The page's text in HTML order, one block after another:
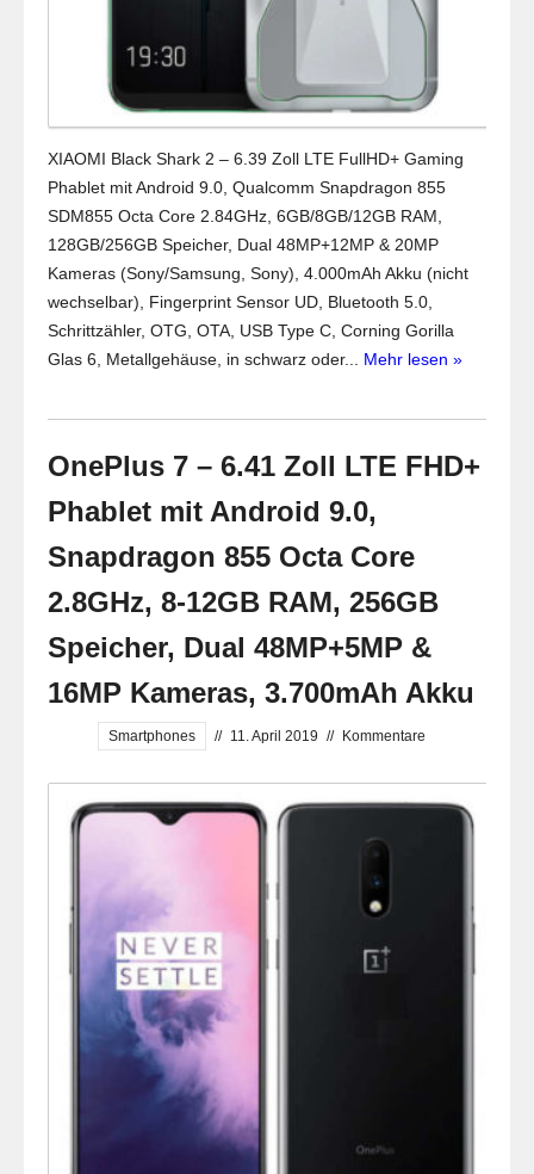
XIAOMI Black Shark 2 – 6.39 Zoll LTE FullHD+ Gaming
Phablet mit Android 9.0, Qualcomm Snapdragon 855
SDM855 Octa Core 2.84GHz, 6GB/8GB/12GB RAM,
128GB/256GB Speicher, Dual 48MP+12MP & 20MP
Kameras (Sony/Samsung, Sony), 4.000mAh Akku (nicht
wechselbar), Fingerprint Sensor UD, Bluetooth 5.0,
Schrittzähler, OTG, OTA, USB Type C, Corning Gorilla
Glas 6, Metallgehäuse, in schwarz oder... Mehr lesen »
OnePlus 7 – 6.41 Zoll LTE FHD+
Phablet mit Android 9.0,
Snapdragon 855 Octa Core
2.8GHz, 8-12GB RAM, 256GB
Speicher, Dual 48MP+5MP &
16MP Kameras, 3.700mAh Akku
Smartphones // 11. April 2019 // Kommentare